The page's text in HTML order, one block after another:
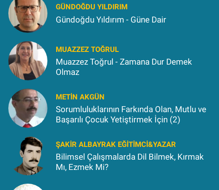
GÜNDOĞDU YILDIRIM
Gündoğdu Yıldırım - Güne Dair
MUAZZEZ TOĞRUL
Muazzez Toğrul - Zamana Dur Demek
Olmaz
METIN AKGÜN
Sorumluluklarının Farkında Olan, Mutlu ve
Başarılı Çocuk Yetiştirmek İçin (2)
ŞAKIR ALBAYRAK EĞITIMCI&YAZAR
Bilimsel Çalışmalarda Dil Bilmek, Kırmak
Mı, Ezmek Mi?